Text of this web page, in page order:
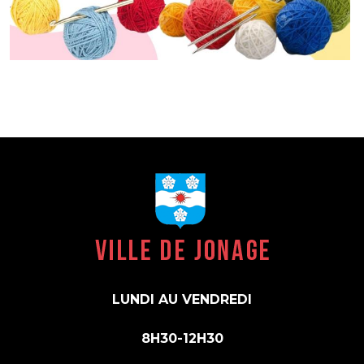
LUNDI AU VENDREDI
8H30-12H30